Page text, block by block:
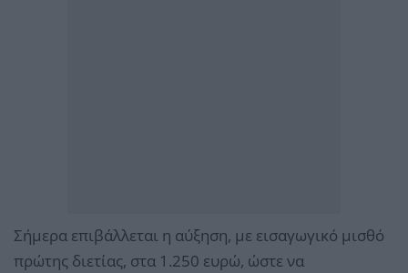
Σήμερα επιβάλλεται η αύξηση, με εισαγωγικό μισθό
πρώτης διετίας, στα 1.250 ευρώ, ώστε να